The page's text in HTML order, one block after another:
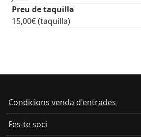
Preu de taquilla
15,00€ (taquilla)
Condicions venda d'entrades
Fes-te soci